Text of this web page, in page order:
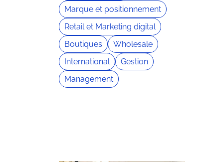
Marque et positionnement
Retail et Marketing digital
Boutiques
Wholesale
International
Gestion
Management